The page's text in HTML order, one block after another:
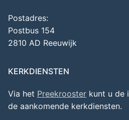
Postadres:
Postbus 154
2810 AD Reeuwijk
KERKDIENSTEN
Via het Preekrooster kunt u de
de aankomende kerkdiensten.